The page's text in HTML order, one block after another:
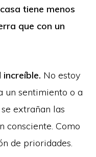
tiene menos
que con un
No estoy
un sentimiento o a
extrañan las
consciente. Como
de prioridades.